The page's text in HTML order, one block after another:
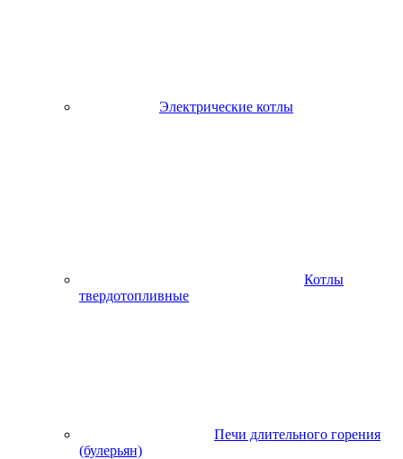
Электрические котлы
Котлы
твердотопливные
Печи длительного горения
(булерьян)